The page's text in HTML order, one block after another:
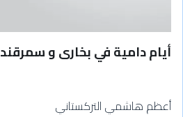
أيام دامية في بخارى و سمرقند
أعظم هاشمي التركستاني